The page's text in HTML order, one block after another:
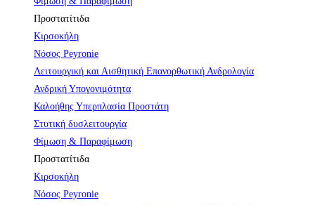
Προστατίτιδα
Κιρσοκήλη
Νόσος Peyronie
Λειτουργική και Αισθητική Επανορθωτική Ανδρολογία
Ανδρική Υπογονιμότητα
Καλοήθης Υπερπλασία Προστάτη
Στυτική δυσλειτουργία
Φίμωση & Παραφίμωση
Προστατίτιδα
Κιρσοκήλη
Νόσος Peyronie